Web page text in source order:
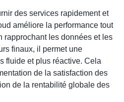
des services rapidement et
améliore la performance tout
rapprochant les données et les
finaux, il permet une
fluide et plus réactive. Cela
de la satisfaction des
de la rentabilité globale des